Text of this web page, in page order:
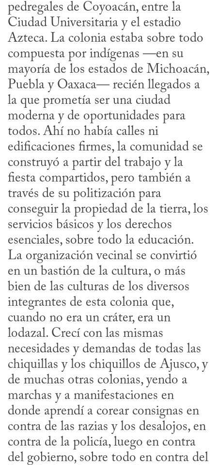
pedregales de Coyoacán, entre la
Ciudad Universitaria y el estadio
Azteca. La colonia estaba sobre todo
compuesta por indígenas —en su
mayoría de los estados de Michoacán,
Puebla y Oaxaca— recién llegados a
la que prometía ser una ciudad
moderna y de oportunidades para
todos. Ahí no había calles ni
edificaciones firmes, la comunidad se
construyó a partir del trabajo y la
fiesta compartidos, pero también a
través de su politización para
conseguir la propiedad de la tierra, los
servicios básicos y los derechos
esenciales, sobre todo la educación.
La organización vecinal se convirtió
en un bastión de la cultura, o más
bien de las culturas de los diversos
integrantes de esta colonia que,
cuando no era un cráter, era un
lodazal. Crecí con las mismas
necesidades y demandas de todas las
chiquillas y los chiquillos de Ajusco, y
de muchas otras colonias, yendo a
marchas y a manifestaciones en
donde aprendí a corear consignas en
contra de las razias y los desalojos, en
contra de la policía, luego en contra
del gobierno, sobre todo en contra del